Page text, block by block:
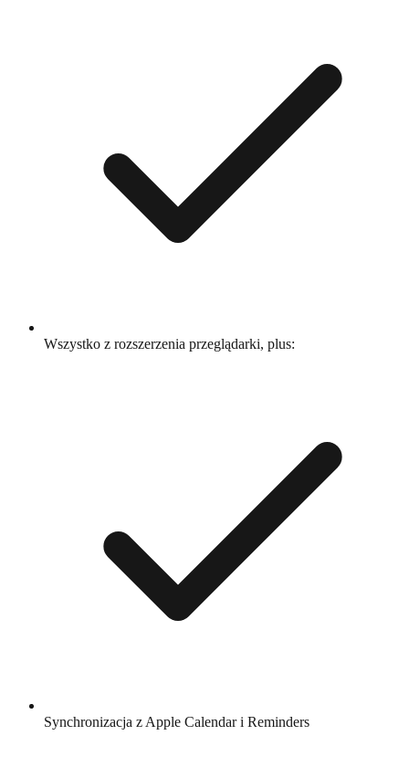
Wszystko z rozszerzenia przeglądarki, plus:
Synchronizacja z Apple Calendar i Reminders